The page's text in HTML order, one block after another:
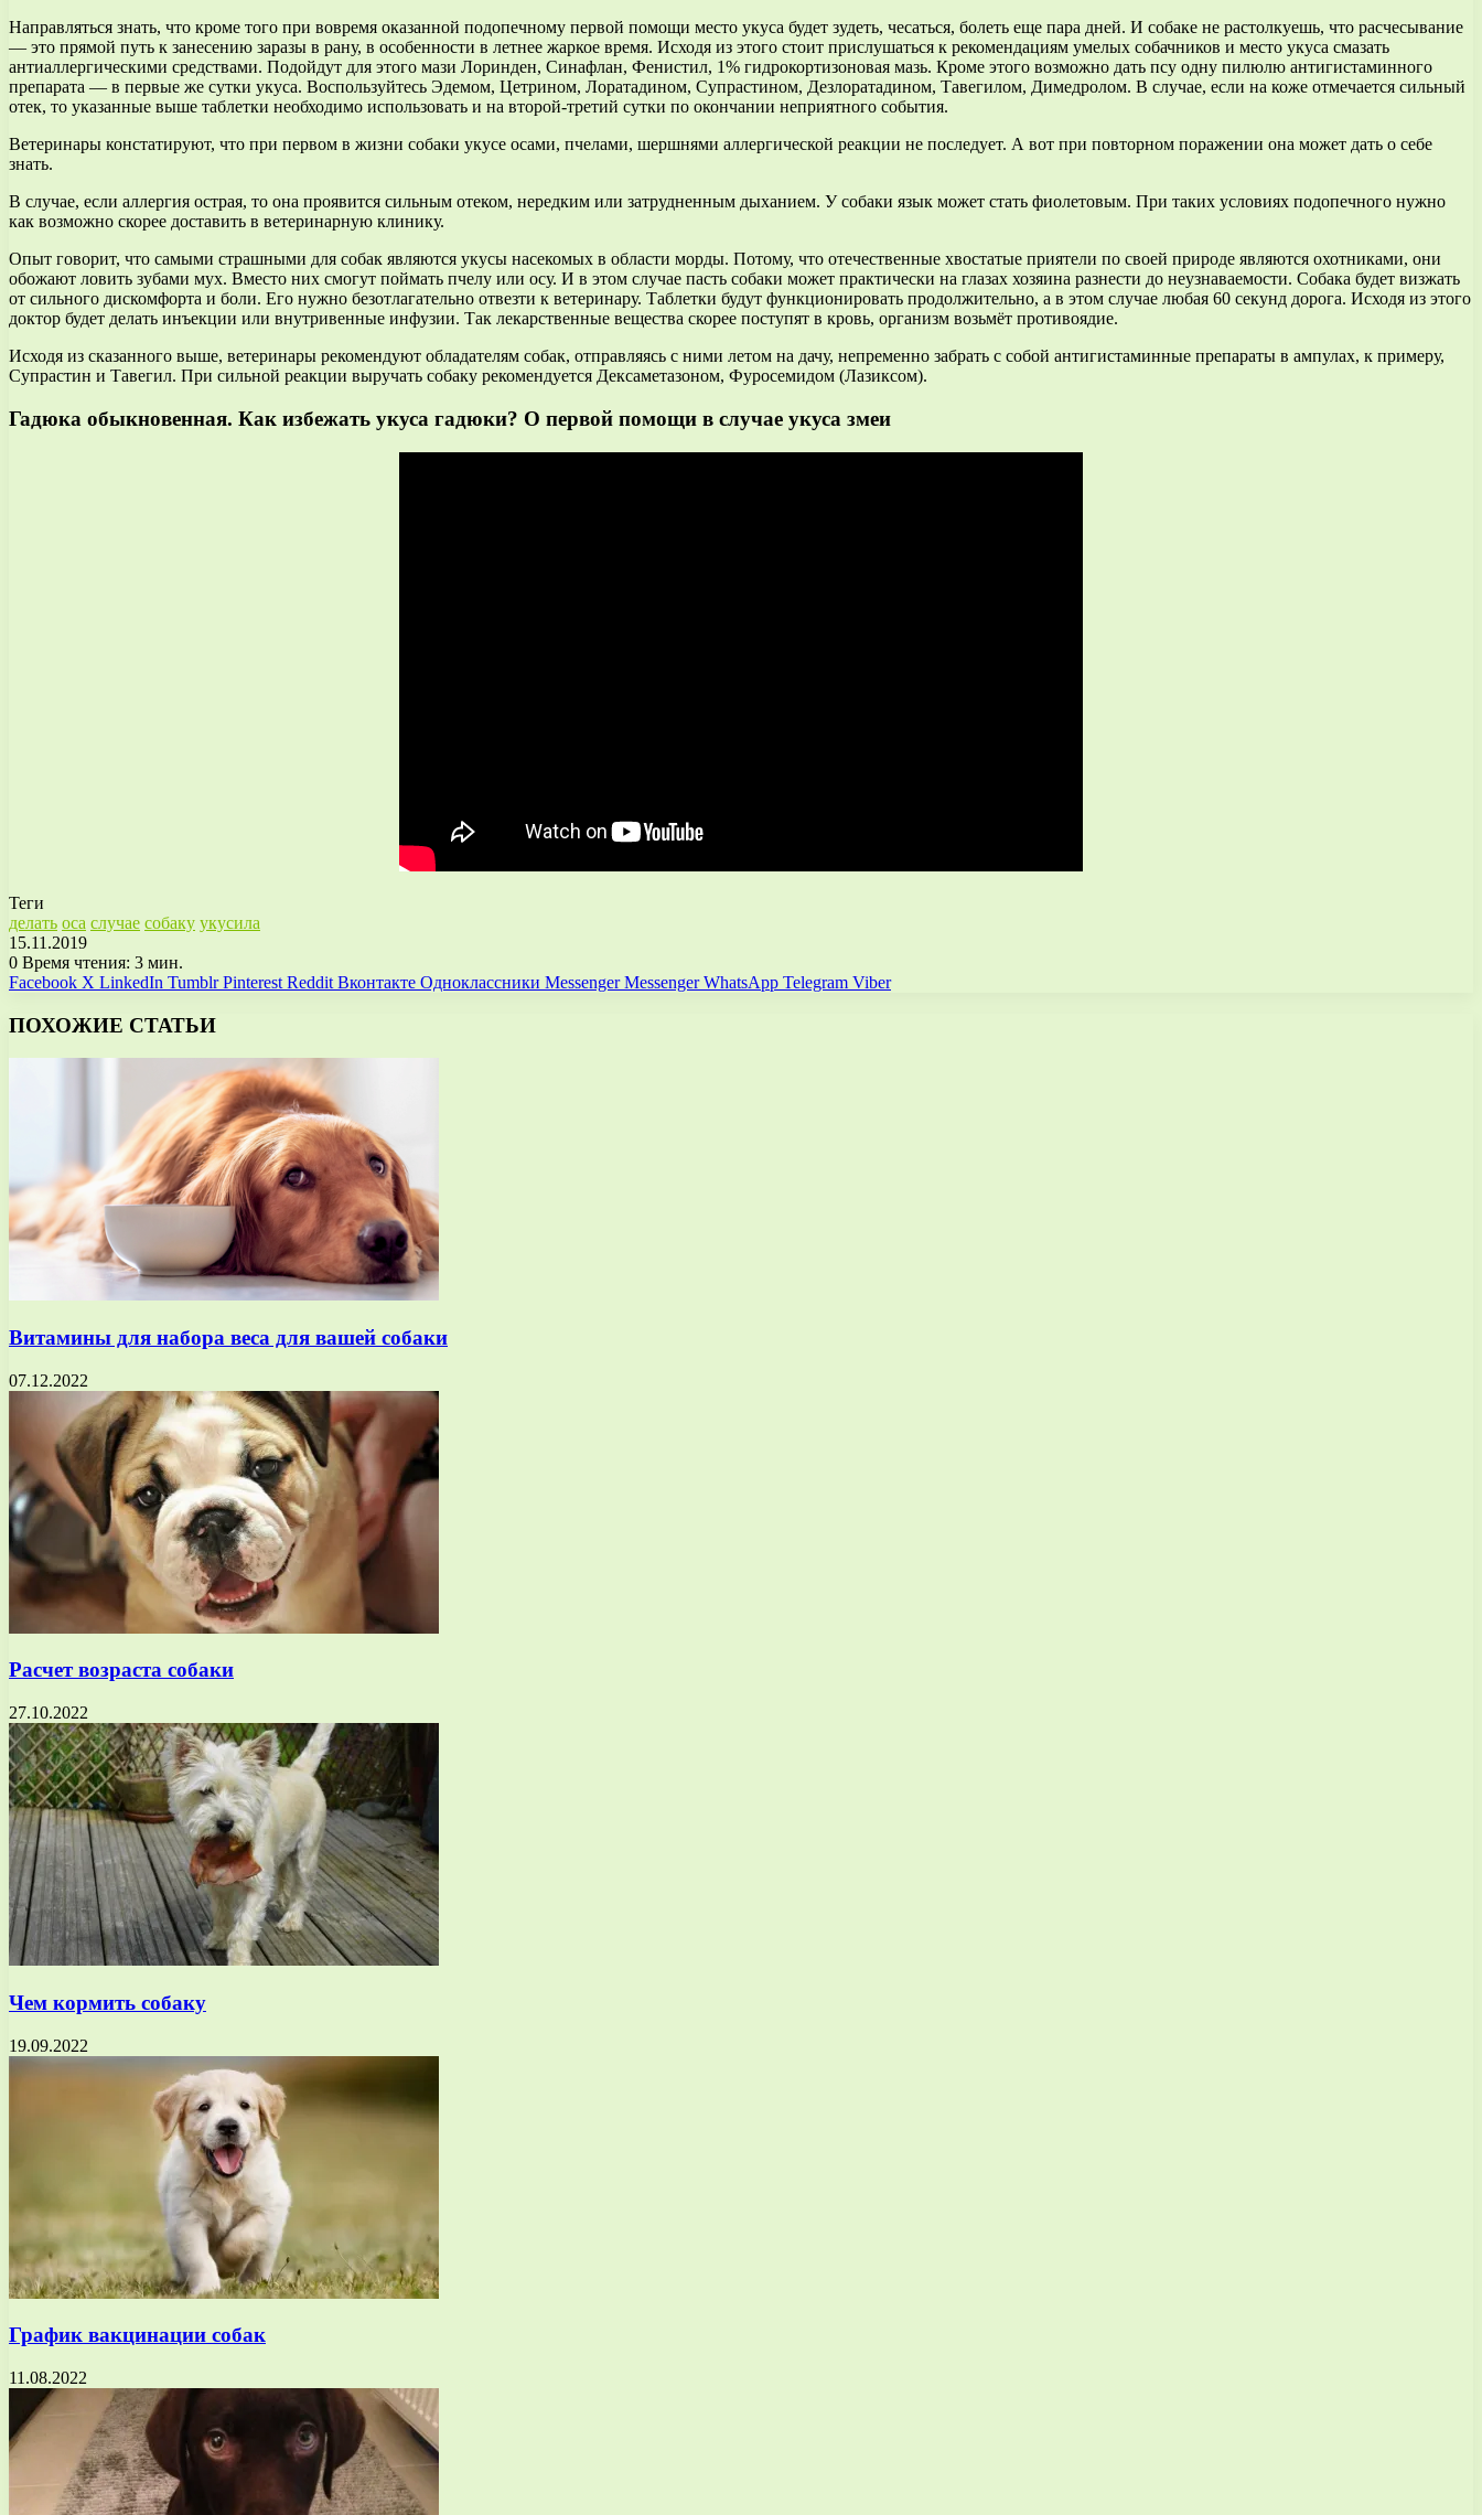
Направляться знать, что кроме того при вовремя оказанной подопечному первой помощи место укуса будет зудеть, чесаться, болеть еще пара дней. И собаке не растолкуешь, что расчесывание
— это прямой путь к занесению заразы в рану, в особенности в летнее жаркое время. Исходя из этого стоит прислушаться к рекомендациям умелых собачников и место укуса смазать
антиаллергическими средствами. Подойдут для этого мази Лоринден, Синафлан, Фенистил, 1% гидрокортизоновая мазь. Кроме этого возможно дать псу одну пилюлю антигистаминного
препарата — в первые же сутки укуса. Воспользуйтесь Эдемом, Цетрином, Лоратадином, Супрастином, Дезлоратадином, Тавегилом, Димедролом. В случае, если на коже отмечается сильный
отек, то указанные выше таблетки необходимо использовать и на второй-третий сутки по окончании неприятного события.
Ветеринары констатируют, что при первом в жизни собаки укусе осами, пчелами, шершнями аллергической реакции не последует. А вот при повторном поражении она может дать о себе
знать.
В случае, если аллергия острая, то она проявится сильным отеком, нередким или затрудненным дыханием. У собаки язык может стать фиолетовым. При таких условиях подопечного нужно
как возможно скорее доставить в ветеринарную клинику.
Опыт говорит, что самыми страшными для собак являются укусы насекомых в области морды. Потому, что отечественные хвостатые приятели по своей природе являются охотниками, они
обожают ловить зубами мух. Вместо них смогут поймать пчелу или осу. И в этом случае пасть собаки может практически на глазах хозяина разнести до неузнаваемости. Собака будет визжать
от сильного дискомфорта и боли. Его нужно безотлагательно отвезти к ветеринару. Таблетки будут функционировать продолжительно, а в этом случае любая 60 секунд дорога. Исходя из этого
доктор будет делать инъекции или внутривенные инфузии. Так лекарственные вещества скорее поступят в кровь, организм возьмёт противоядие.
Исходя из сказанного выше, ветеринары рекомендуют обладателям собак, отправляясь с ними летом на дачу, непременно забрать с собой антигистаминные препараты в ампулах, к примеру,
Супрастин и Тавегил. При сильной реакции выручать собаку рекомендуется Дексаметазоном, Фуросемидом (Лазиксом).
Гадюка обыкновенная. Как избежать укуса гадюки? О первой помощи в случае укуса змеи
Теги
делать оса случае собаку укусила
15.11.2019
0 Время чтения: 3 мин.
Facebook X LinkedIn Tumblr Pinterest Reddit Вконтакте Одноклассники Messenger Messenger WhatsApp Telegram Viber
ПОХОЖИЕ СТАТЬИ
Витамины для набора веса для вашей собаки
07.12.2022
Расчет возраста собаки
27.10.2022
Чем кормить собаку
19.09.2022
График вакцинации собак
11.08.2022